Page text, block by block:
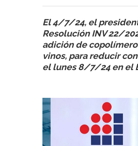
El 4/7/24, el
Resolución INV 22/
adición de
vinos, para reducir
el lunes 8/7/24 en el